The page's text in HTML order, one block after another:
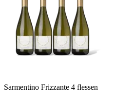
Sarmentino Frizzante 4 flessen